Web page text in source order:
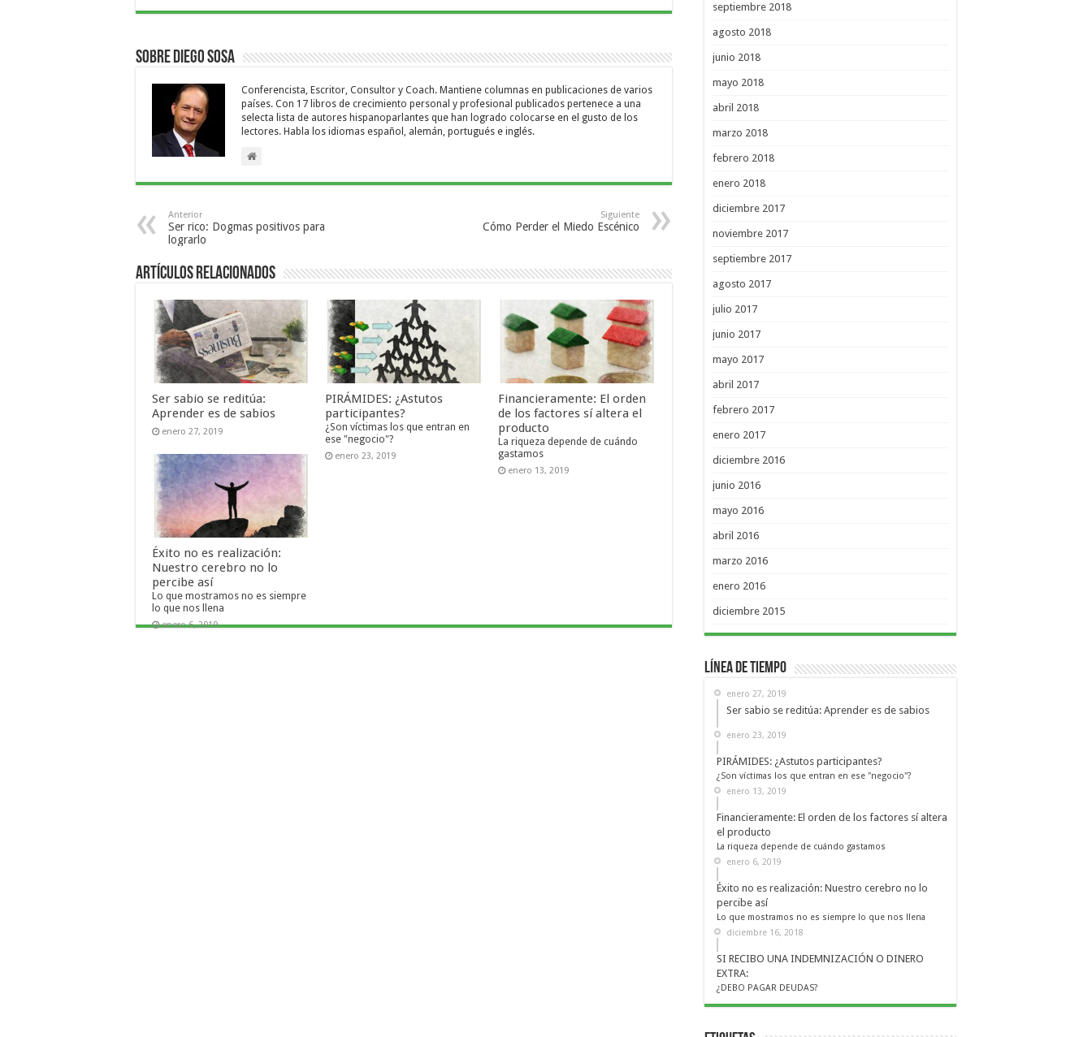
en en
Sobre Diego Sosa
Conferencista, Escritor, Consultor y Coach. Mantiene columnas en publicaciones de varios
países. Con 17 libros de crecimiento personal y profesional publicados pertenece a una
selecta lista de autores hispanoparlantes que han logrado colocarse en el gusto de los
lectores. Habla los idiomas español, alemán, portugués e inglés.
Anterior
Ser rico: Dogmas positivos para
lograrlo
Siguiente
Cómo Perder el Miedo Escénico
Artículos relacionados
Ser sabio se reditúa:
Aprender es de sabios
enero 27, 2019
PIRÁMIDES: ¿Astutos
participantes?
¿Son víctimas los que entran en
ese "negocio"?
enero 23, 2019
Financieramente: El orden
de los factores sí altera el
producto
La riqueza depende de cuándo
gastamos
enero 13, 2019
Éxito no es realización:
Nuestro cerebro no lo
percibe así
Lo que mostramos no es siempre
lo que nos llena
enero 6, 2019
septiembre 2018
agosto 2018
junio 2018
mayo 2018
abril 2018
marzo 2018
febrero 2018
enero 2018
diciembre 2017
noviembre 2017
septiembre 2017
agosto 2017
julio 2017
junio 2017
mayo 2017
abril 2017
febrero 2017
enero 2017
diciembre 2016
junio 2016
mayo 2016
abril 2016
marzo 2016
enero 2016
diciembre 2015
Línea de Tiempo
enero 27, 2019
Ser sabio se reditúa: Aprender es de sabios
enero 23, 2019
PIRÁMIDES: ¿Astutos participantes?
¿Son víctimas los que entran en ese "negocio"?
enero 13, 2019
Financieramente: El orden de los factores sí altera
el producto
La riqueza depende de cuándo gastamos
enero 6, 2019
Éxito no es realización: Nuestro cerebro no lo
percibe así
Lo que mostramos no es siempre lo que nos llena
diciembre 16, 2018
SI RECIBO UNA INDEMNIZACIÓN O DINERO
EXTRA:
¿DEBO PAGAR DEUDAS?